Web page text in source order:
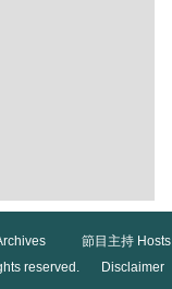
節目主持 Hosts
reserved.
Disclaimer